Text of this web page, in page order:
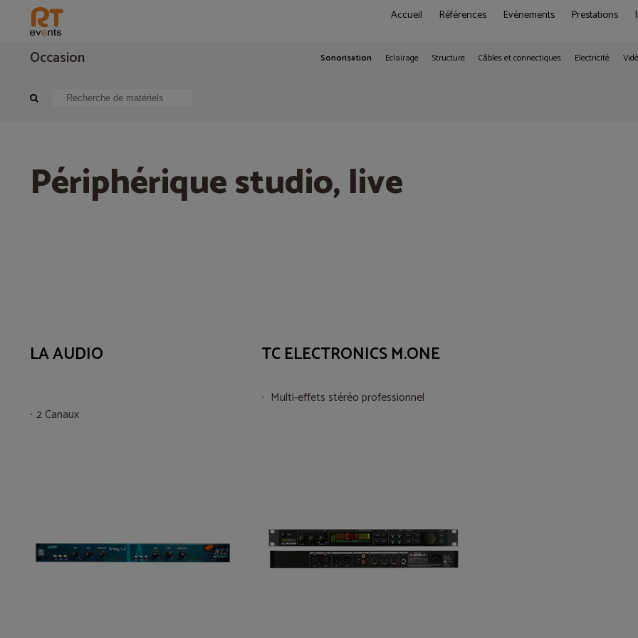
Accueil Références Evénements Prestations
Occasion Sonorisation Eclairage Structure Câbles et connectiques Electricité
Sonorisation Périphérique audio
Périphérique studio, live
LA AUDIO
2 Canaux
TC ELECTRONICS M.ONE
Multi-effets stéréo professionnel